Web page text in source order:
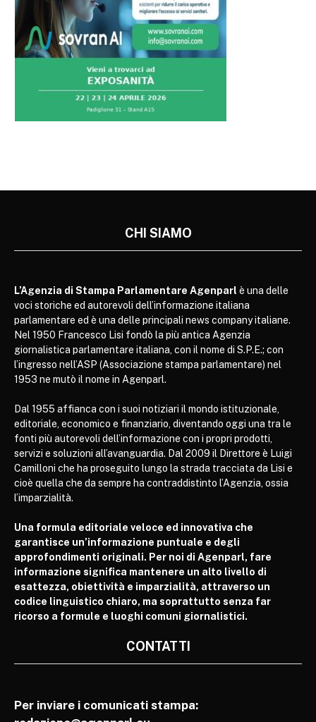
CHI SIAMO
L’Agenzia di Stampa Parlamentare Agenparl è una delle
voci storiche ed autorevoli dell’informazione italiana
parlamentare ed è una delle principali news company italiane.
Nel 1950 Francesco Lisi fondò la più antica Agenzia
giornalistica parlamentare italiana, con il nome di S.P.E.; con
l’ingresso nell’ASP (Associazione stampa parlamentare) nel
1953 ne mutò il nome in Agenparl.
Dal 1955 affianca con i suoi notiziari il mondo istituzionale,
editoriale, economico e finanziario, diventando oggi una tra le
fonti più autorevoli dell’informazione con i propri prodotti,
servizi e soluzioni all’avanguardia. Dal 2009 il Direttore è Luigi
Camilloni che ha proseguito lungo la strada tracciata da Lisi e
cioè quella che da sempre ha contraddistinto l’Agenzia, ossia
l’imparzialità.
Una formula editoriale veloce ed innovativa che
garantisce un’informazione puntuale e degli
approfondimenti originali. Per noi di Agenparl, fare
informazione significa mantenere un alto livello di
esattezza, obiettività e imparzialità, attraverso un
codice linguistico chiaro, ma soprattutto senza far
ricorso a formule e luoghi comuni giornalistici.
CONTATTI
Per inviare i comunicati stampa: